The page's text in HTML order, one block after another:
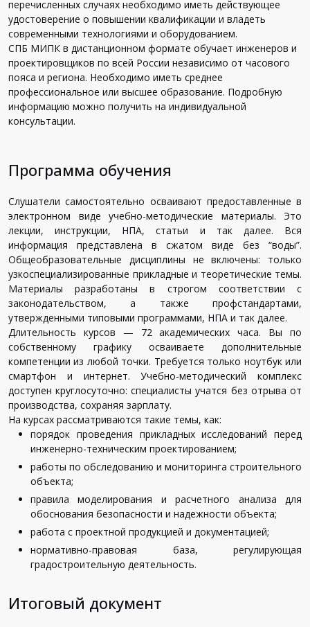
перечисленных случаях необходимо иметь действующее
удостоверение о повышении квалификации и владеть
современными технологиями и оборудованием.
СПБ МИПК в дистанционном формате обучает инженеров и
проектировщиков по всей России независимо от часового
пояса и региона. Необходимо иметь среднее
профессиональное или высшее образование. Подробную
информацию можно получить на индивидуальной
консультации.
Программа обучения
Слушатели самостоятельно осваивают предоставленные в
электронном виде учебно-методические материалы. Это
лекции, инструкции, НПА, статьи и так далее. Вся
информация представлена в сжатом виде без “воды”.
Общеобразовательные дисциплины не включены: только
узкоспециализированные прикладные и теоретические темы.
Материалы разработаны в строгом соответствии с
законодательством, а также профстандартами,
утвержденными типовыми программами, НПА и так далее.
Длительность курсов — 72 академических часа. Вы по
собственному графику осваиваете дополнительные
компетенции из любой точки. Требуется только ноутбук или
смартфон и интернет. Учебно-методический комплекс
доступен круглосуточно: специалисты учатся без отрыва от
производства, сохраняя зарплату.
На курсах рассматриваются такие темы, как:
порядок проведения прикладных исследований перед
инженерно-техническим проектированием;
работы по обследованию и мониторинга строительного
объекта;
правила моделирования и расчетного анализа для
обоснования безопасности и надежности объекта;
работа с проектной продукцией и документацией;
нормативно-правовая база, регулирующая
градостроительную деятельность.
Итоговый документ